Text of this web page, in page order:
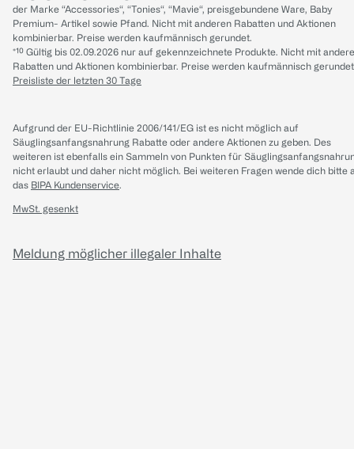
der Marke “Accessories“, “Tonies“, “Mavie“, preisgebundene Ware, Baby
Premium- Artikel sowie Pfand. Nicht mit anderen Rabatten und Aktionen
kombinierbar. Preise werden kaufmännisch gerundet.
*¹⁰ Gültig bis 02.09.2026 nur auf gekennzeichnete Produkte. Nicht mit
Rabatten und Aktionen kombinierbar. Preise werden kaufmännisch
Preisliste der letzten 30 Tage
Aufgrund der EU-Richtlinie 2006/141/EG ist es nicht möglich auf
Säuglingsanfangsnahrung Rabatte oder andere Aktionen zu geben. Des
weiteren ist ebenfalls ein Sammeln von Punkten für
nicht erlaubt und daher nicht möglich. Bei weiteren Fragen wende dich bitte
das BIPA Kundenservice.
MwSt. gesenkt
Meldung möglicher illegaler Inhalte